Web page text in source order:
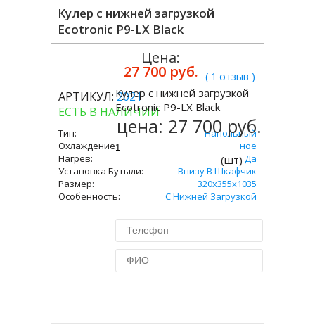
Кулер с нижней загрузкой
Ecotronic P9-LX Black
( 1 отзыв )
АРТИКУЛ:2021
ЕСТЬ В НАЛИЧИИ
Тип:
Напольный
Охлаждение:
Компрессорное
Нагрев:
Да
Установка Бутыли:
Внизу В Шкафчик
Размер:
320x355х1035
Особенность:
С Нижней Загрузкой
Цена:
27 700 руб.
Купить
Кулер с нижней загрузкой
Ecotronic P9-LX Black
цена: 27 700 руб.
(шт)